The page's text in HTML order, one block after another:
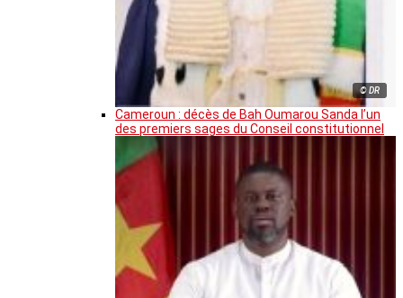
© DR
Cameroun : décès de Bah Oumarou Sanda l’un
des premiers sages du Conseil constitutionnel